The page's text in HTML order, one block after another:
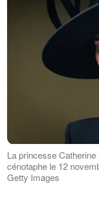
La princesse
cénotaphe le 12
Getty Images